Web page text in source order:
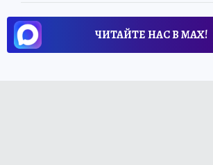
ЧИТАЙТЕ НАС В МАХ!